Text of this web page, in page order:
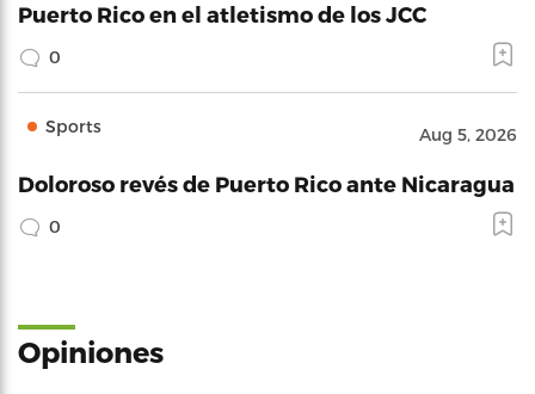
Puerto Rico en el atletismo de los JCC
0
Sports Aug 5, 2026
Doloroso revés de Puerto Rico ante Nicaragua
0
Opiniones